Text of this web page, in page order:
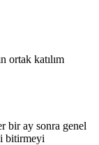
ortak katılım
bir ay sonra genel
bitirmeyi